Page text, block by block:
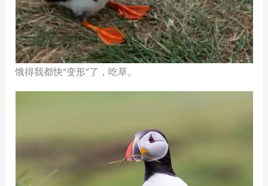
饿得我都快“变形”了，吃草。